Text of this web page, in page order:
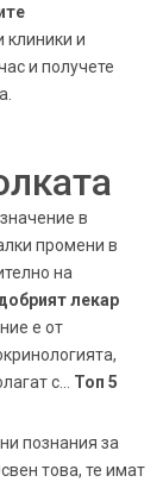
клиники и
и получете
в
промени в
на
лекар
е от
с... Топ 5
познания за
това, те имат